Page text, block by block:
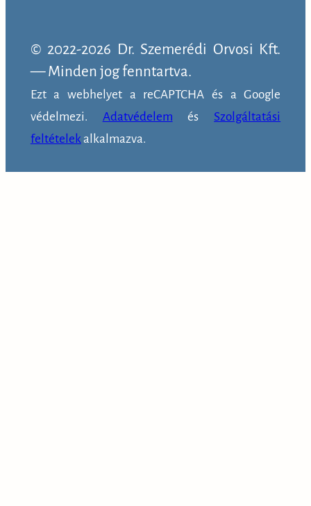
© 2022-2026 Dr. Szemerédi Orvosi Kft.
— Minden jog fenntartva.
Ezt a webhelyet a reCAPTCHA és a Google
védelmezi. Adatvédelem és Szolgáltatási
feltételekalkalmazva.